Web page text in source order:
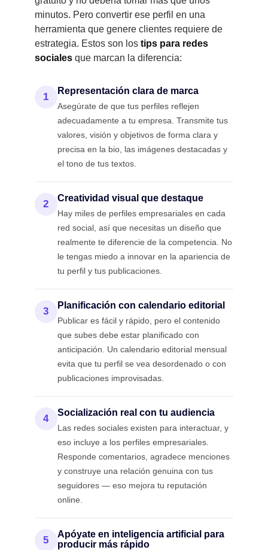
minutos. Pero convertir ese perfil en una
herramienta que genere clientes requiere de
estrategia. Estos son los tips para redes
socialesque marcan la diferencia:
1
Representación clara de marca
Asegúrate de que tus perfiles reflejen
adecuadamente a tu empresa. Transmite tus
valores, visión y objetivos de forma clara y
precisa en la bio, las imágenes destacadas y
el tono de tus textos.
2
Creatividad visual que destaque
Hay miles de perfiles empresariales en cada
red social, así que necesitas un diseño que
realmente te diferencie de la competencia. No
le tengas miedo a innovar en la apariencia de
tu perfil y tus publicaciones.
3
Planificación con calendario editorial
Publicar es fácil y rápido, pero el contenido
que subes debe estar planificado con
anticipación. Un calendario editorial mensual
evita que tu perfil se vea desordenado o con
publicaciones improvisadas.
4
Socialización real con tu audiencia
Las redes sociales existen para interactuar, y
eso incluye a los perfiles empresariales.
Responde comentarios, agradece menciones
y construye una relación genuina con tus
seguidores — eso mejora tu reputación
online.
5
Apóyate en inteligencia artificial para
producir más rápido